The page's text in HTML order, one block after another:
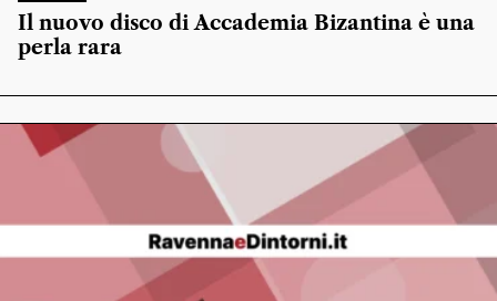
Il nuovo disco di Accademia Bizantina è una
perla rara